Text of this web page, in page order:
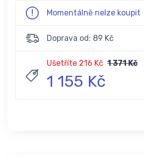
Momentálně nelze koupit
Doprava od: 89 Kč
Ušetříte 216 Kč 1 371 Kč
1 155 Kč